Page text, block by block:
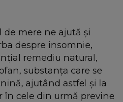
mere ne ajută și
despre insomnie,
remediu natural,
substanța care se
ajutând astfel și la
în cele din urmă previne